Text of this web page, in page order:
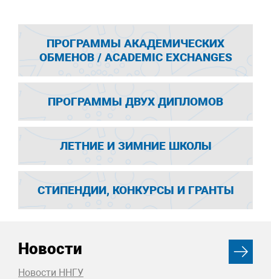
ПРОГРАММЫ АКАДЕМИЧЕСКИХ
ОБМЕНОВ / ACADEMIC EXCHANGES
ПРОГРАММЫ ДВУХ ДИПЛОМОВ
ЛЕТНИЕ И ЗИМНИЕ ШКОЛЫ
СТИПЕНДИИ, КОНКУРСЫ И ГРАНТЫ
Новости
Новости ННГУ